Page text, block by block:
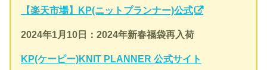
【楽天市場】KP(ニットプランナー)公式
2024年1月10日：2024年新春福袋再入荷
KP(ケーピー)KNIT PLANNER 公式サイト